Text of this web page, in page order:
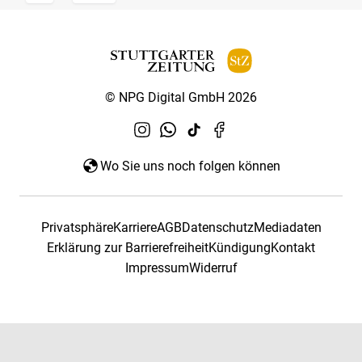
© NPG Digital GmbH 2026
Wo Sie uns noch folgen können
PrivatsphäreKarriereAGBDatenschutzMediadaten
Erklärung zur BarrierefreiheitKündigungKontakt
ImpressumWiderruf